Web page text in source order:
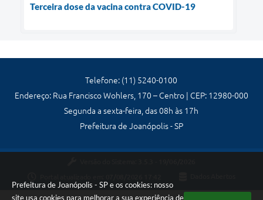
Prefeitura de Joanópolis - SP e os cookies: nosso
site usa cookies para melhorar a sua experiência de
Terceira dose da vacina contra COVID-19
Telefone: (11) 5240-0100
Endereço: Rua Francisco Wohlers, 170 – Centro | CEP: 12980-000
Segunda a sexta-feira, das 08h às 17h
Prefeitura de Joanópolis - SP